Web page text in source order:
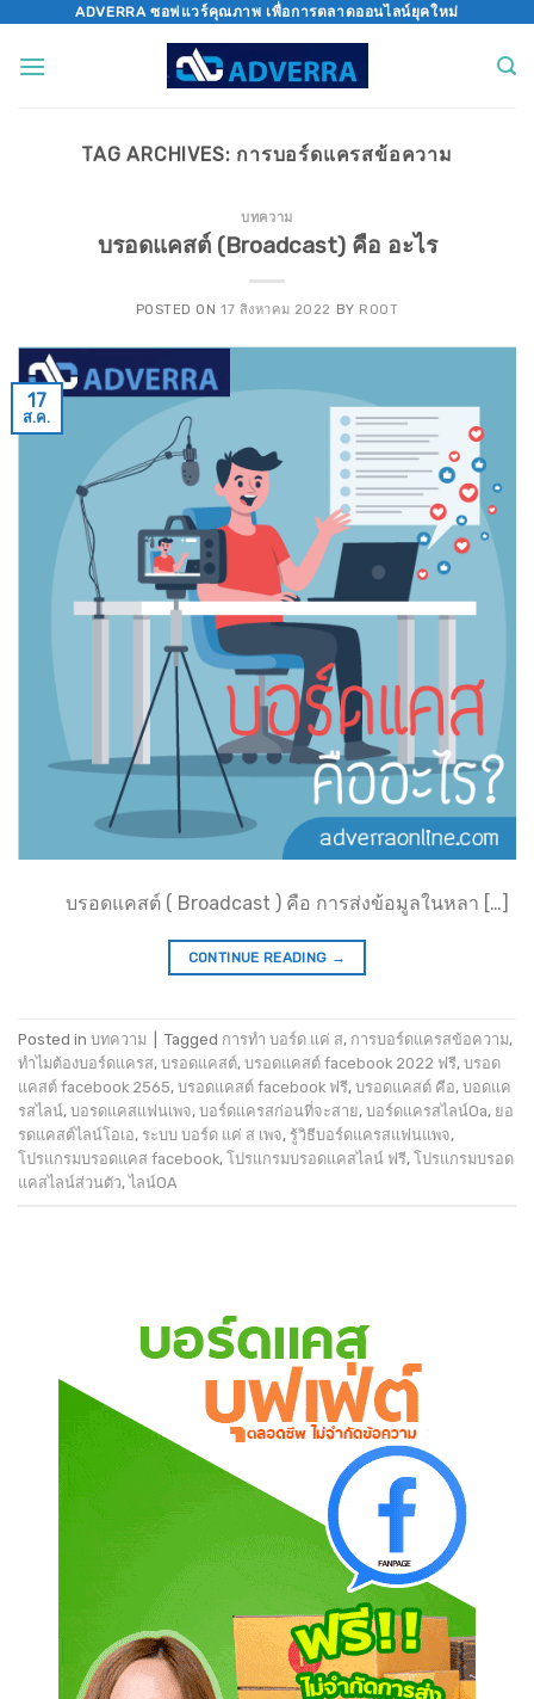
content
ADVERRA ซอฟแวร์คุณภาพ เพื่อการตลาดออนไลน์ยุคใหม่
TAG ARCHIVES: การบอร์ดแครสข้อความ
บทความ
บรอดแคสต์ (Broadcast) คือ อะไร
POSTED ON17 สิงหาคม 2022 BY ROOT
17
ส.ค.
บรอดแคสต์ ( Broadcast ) คือ การส่งข้อมูลในหลา […]
CONTINUE READING →
Posted in บทความ Tagged การทำ บอร์ด แค่ ส, การบอร์ดแครสข้อความ,
ทำไมต้องบอร์ดแครส, บรอดแคสต์, บรอดแคสต์ facebook 2022 ฟรี, บรอด
แคสต์ facebook 2565, บรอดแคสต์ facebook ฟรี, บรอดแคสต์ คือ, บอดแค
รสไลน์, บอรดแคสแฟนเพจ, บอร์ดแครสก่อนที่จะสาย, บอร์ดแครสไลน์Oa, ยอ
รดแคสต์ไลน์โอเอ, ระบบ บอร์ด แค่ ส เพจ, รู้วิธีบอร์ดแครสแฟนแพจ,
โปรแกรมบรอดแคส facebook, โปรแกรมบรอดแคสไลน์ ฟรี, โปรแกรมบรอด
แคสไลน์ส่วนตัว,ไลน์OA